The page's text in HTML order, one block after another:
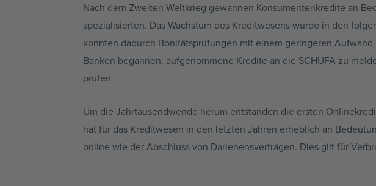
Nach dem Zweiten Weltkrieg gewannen Konsumentenkredite an
spezialisierten. Das Wachstum des Kreditwesens wurde in den
konnten dadurch Bonitätsprüfungen mit einem geringeren
Banken begannen, aufgenommene Kredite an die SCHUFA zu
prüfen.
Um die Jahrtausendwende herum entstanden die ersten
hat für das Kreditwesen in den letzten Jahren erheblich an
online wie der Abschluss von Darlehensverträgen. Dies gilt für